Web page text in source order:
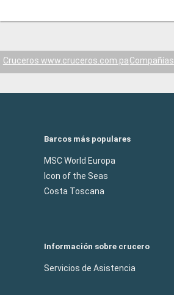
Cruceros www.cruceros.com.paCompañías
Barcos más populares
MSC World Europa
Icon of the Seas
Costa Toscana
Información sobre crucero
Servicios de Asistencia